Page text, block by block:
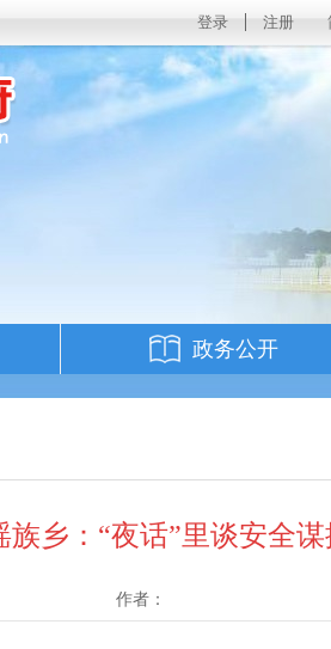
登录 注册
政务公开
族乡：“夜话”里谈安全
作者：